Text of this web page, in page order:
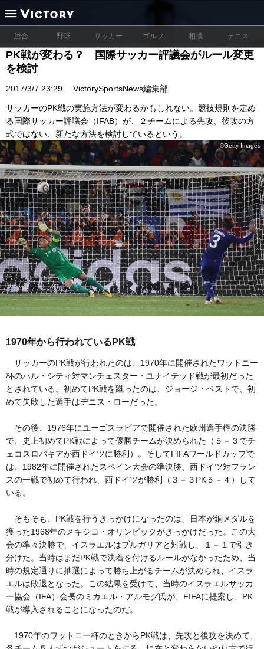
総合 野球 サッカー ゴルフ 相撲 テニス
PK戦が変わる？ 国際サッカー評議会がルール変更
を検討
2017/3/7 23:29 VictorySportsNews編集部
サッカーのPK戦の実施方法が変わるかもしれない。競技規則を定め
る国際サッカー評議会（IFAB）が、２チームによる先攻、後攻の方
式ではない、新たな方法を検討しているという。
©Getty Images
1970年から行われているPK戦
サッカーのPK戦が行われたのは、1970年に開催されたワットニー
杯のハル・シティ対マンチェスター・ユナイテッド戦が最初だった
とされている。初めてPK戦を蹴ったのは、ジョージ・ベストで、初
めて失敗した選手はデニス・ローだった。
その後、1976年にユーゴスラビアで開催された欧州選手権の決勝
で、史上初めてPK戦によって優勝チームが決められた（５－３でチ
ェコスロバキアが西ドイツに勝利）。そしてFIFAワールドカップで
は、1982年に開催されたスペイン大会の準決勝、西ドイツ対フラン
スの一戦で初めて行われ、西ドイツが勝利（３－３PK５－４）して
いる。
そもそも、PK戦を行うきっかけになったのは、日本が銅メダルを
獲った1968年のメキシコ・オリンピックがきっかけだった。この大
会の準々決勝で、イスラエルはブルガリアと対戦し、１－１で引き
分けた。当時はまだPK戦で決着を付けるルールがなかったため、当
時の規定通りに抽選によって勝ち上がるチームが決められ、イスラ
エルは敗退となった。この結果を受けて、当時のイスラエルサッカ
ー協会（IFA）会長のミカエル・アルモグ氏が、FIFAに提案し、PK
戦が導入されることになったのだ。
1970年のワットニー杯のときからPK戦は、先攻と後攻を決めて、